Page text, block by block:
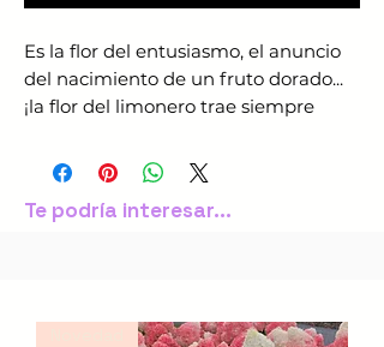
Es la flor del entusiasmo, el anuncio
del nacimiento de un fruto dorado...
¡la flor del limonero trae siempre
Te podría interesar...